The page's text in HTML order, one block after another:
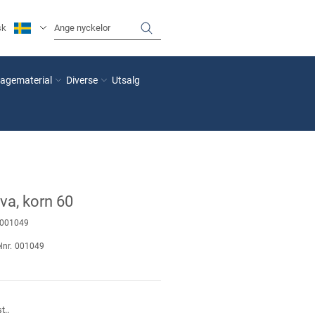
Diverse
Utsalg
korn 60
001049